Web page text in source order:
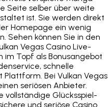
Seite selber über weite
ist. Sie werden direkt
Homepage ein wenig
Sehen können Sie in den
Vegas Casino Live-
im Topf als Bonusangebot
schnelle
Bei Vulkan Vegas
seriösen Anbieter.
Glücksspiel-
und seriöse Casino